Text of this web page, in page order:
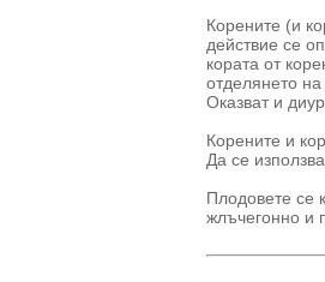
Корените (и
действие се
кората от
отделянето
Оказват и
Корените и
Да се
Плодовете се
жлъчегонно и